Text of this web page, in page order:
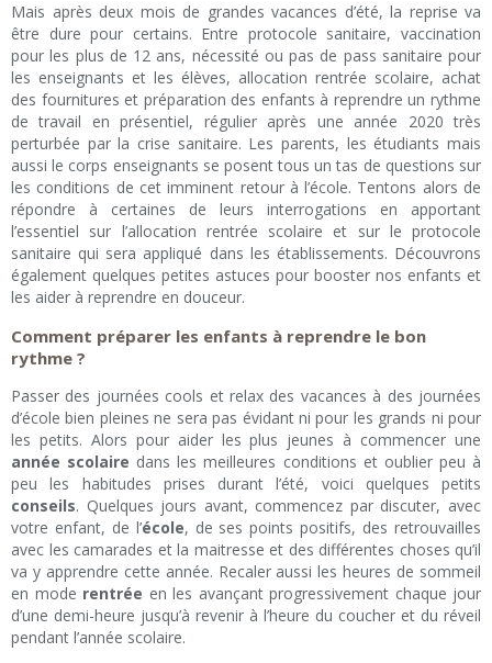
Mais après deux mois de grandes vacances d’été, la reprise va
être dure pour certains. Entre protocole sanitaire, vaccination
pour les plus de 12 ans, nécessité ou pas de pass sanitaire pour
les enseignants et les élèves, allocation rentrée scolaire, achat
des fournitures et préparation des enfants à reprendre un rythme
de travail en présentiel, régulier après une année 2020 très
perturbée par la crise sanitaire. Les parents, les étudiants mais
aussi le corps enseignants se posent tous un tas de questions sur
les conditions de cet imminent retour à l’école. Tentons alors de
répondre à certaines de leurs interrogations en apportant
l’essentiel sur l’allocation rentrée scolaire et sur le protocole
sanitaire qui sera appliqué dans les établissements. Découvrons
également quelques petites astuces pour booster nos enfants et
les aider à reprendre en douceur.
Comment préparer les enfants à reprendre le bon
rythme ?
Passer des journées cools et relax des vacances à des journées
d’école bien pleines ne sera pas évidant ni pour les grands ni pour
les petits. Alors pour aider les plus jeunes à commencer une
année scolaire dans les meilleures conditions et oublier peu à
peu les habitudes prises durant l’été, voici quelques petits
conseils. Quelques jours avant, commencez par discuter, avec
votre enfant, de l’école, de ses points positifs, des retrouvailles
avec les camarades et la maitresse et des différentes choses qu’il
va y apprendre cette année. Recaler aussi les heures de sommeil
en mode rentrée en les avançant progressivement chaque jour
d’une demi-heure jusqu’à revenir à l’heure du coucher et du réveil
pendant l’année scolaire.